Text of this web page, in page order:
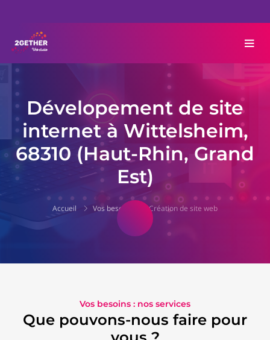
Dévelopement de site
internet à Wittelsheim,
68310 (Haut-Rhin, Grand
Est)
Accueil Vos besoins Création de site web
Vos besoins : nos services
Que pouvons-nous faire pour